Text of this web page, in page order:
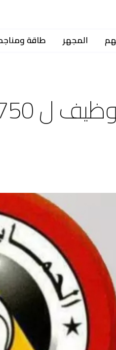
المجهر طاقة
بالحماية المدنية